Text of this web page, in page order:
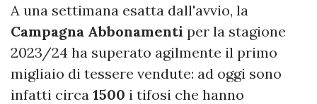
A una settimana esatta dall'avvio, la
Campagna Abbonamenti per la stagione
2023/24 ha superato agilmente il primo
migliaio di tessere vendute: ad oggi sono
infatti circa 1500 i tifosi che hanno